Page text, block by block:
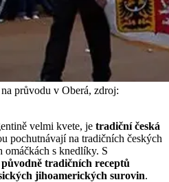
průvodu v Oberá, zdroj:
velmi kvete, je tradiční česká
pochutnávají na tradičních českých
omáčkách s knedlíky. S
tradičních receptů
jihoamerických surovin.